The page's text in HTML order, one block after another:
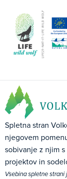
Spletna stran
njegovem
sobivanje z njim
projektov in
Vsebina spletne strani